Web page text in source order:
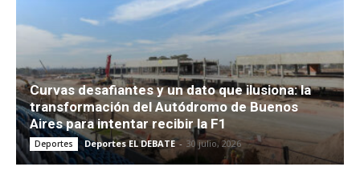
Curvas desafiantes y un dato que ilusiona: la
transformación del Autódromo de Buenos
Aires para intentar recibir la F1
Deportes Deportes EL DEBATE - 30 julio, 2026